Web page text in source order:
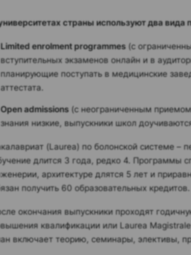
страны используют два вида
Limited enrolment programmes(с
вступительных экзаменов онлайн и в
планирующие поступать в медицинские
аттестата.
Open admissions(с неограниченным
знания низкие, выпускники школ
(Laurea) по болонской системе –
длится 3 года, редко 4. Программы
архитектуре длятся 5 лет и
получить 60 образовательных
окончания выпускники проходят
квалификации или Laurea
включает теорию, семинары, элективы,